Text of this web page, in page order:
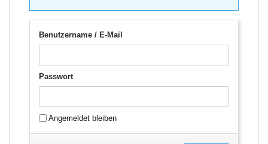
Benutzername / E-Mail
Passwort
Angemeldet bleiben